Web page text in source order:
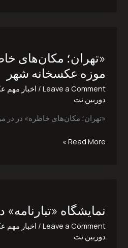
«تهران؛ مکان‌های
موزه عکسخانه شهر
Leave a Comment
/ اخبار مهم
دوربین.نت
«تهران؛ مکان‌های خاطره» در در
خاطره»
در
موزه
عکسخانه
شهر
Read More »
نمایشگاه «تبارنامه»
Leave a Comment
/ اخبار مهم
دوربین.نت
در
اسپانیا